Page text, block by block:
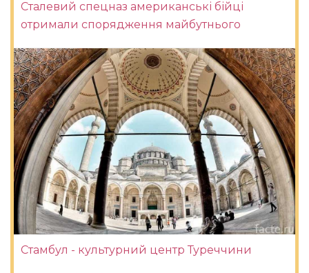
Сталевий спецназ американські бійці
отримали спорядження майбутнього
Стамбул - культурний центр Туреччини